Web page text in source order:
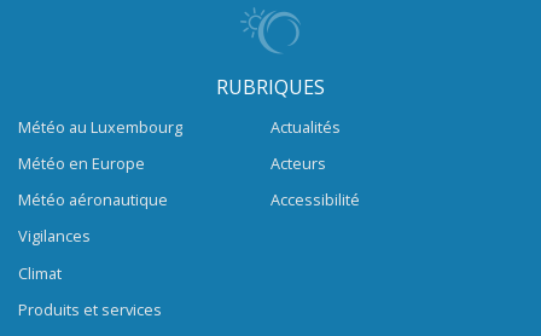
RUBRIQUES
Météo au Luxembourg
Météo en Europe
Météo aéronautique
Vigilances
Climat
Produits et services
Actualités
Acteurs
Accessibilité